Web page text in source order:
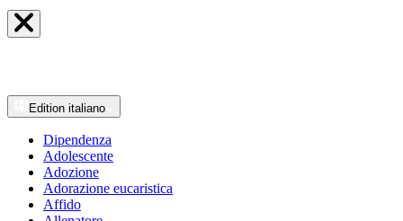
Edition italiano
Dipendenza
Adolescente
Adozione
Adorazione eucaristica
Affido